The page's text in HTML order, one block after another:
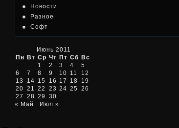
Новости
Разное
Софт
Июнь 2011
Пн Вт Ср Чт Пт Сб Вс
1
2 3 4
5
6
7 8 9 10 11
12
13
14 15 16 17 18
19
20 21 22 23 24 25 26
27
28 29
30
« Май
Июл »